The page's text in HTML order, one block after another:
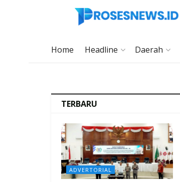
Home Headline Daerah
TERBARU
ADVERTORIAL